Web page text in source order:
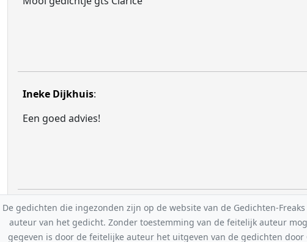
Ineke Dijkhuis:
Een goed advies!
De gedichten die ingezonden zijn op de website van de Gedichten-
auteur van het gedicht. Zonder toestemming van de feitelijk auteur
gegeven is door de feitelijke auteur het uitgeven van de gedichten